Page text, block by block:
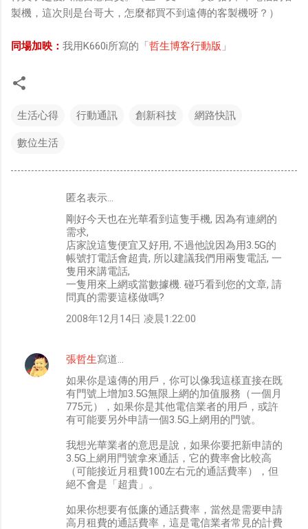
製機，這次則是台哥大，怎麼都買不到遠傳的客製機呀？）
同場加映： 我用K660i所寫的「哲生博客行動版 」
生活心得 行動通訊 創新科技 網路快訊
數位生活
匿名表示…
剛好今天也在光華看到這隻手機, 因為有連網的
需求,
店家說這隻便宜又好用, 不過他說因為用3.5G的
帳號打電話會超貴, 所以建議我們用兩隻電話, 一
隻用來講電話,
一隻用來上網或當數據機. 碰巧看到您的文章, 請
問真的需要這樣做嗎?
2008年12月14日 凌晨1:22:00
張哲生寫道…
如果你是遠傳的用戶，你可以像我這樣直接在既
有門號上增加3.5G無限上網的加值服務（一個月
775元），如果你是其他電信業者的用戶，或許
有可能要另外申請一個3.5G上網用的門號。
我想光華業者的意思是說，如果你要把新申請的
3.5G上網用門號拿來通話，它的費率會比較高
（可能接近月租費100左右元的通話費率），但
絕不會是「超貴」。
如果你想要有低廉的通話費率，當然是需要申請
高月租費的通話費率，這是電信業者常見的計費